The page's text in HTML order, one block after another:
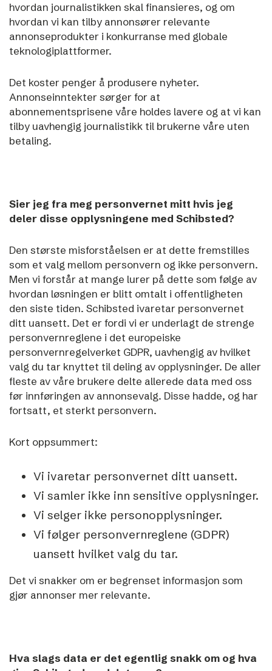
hvordan journalistikken skal finansieres, og om
hvordan vi kan tilby annonsører relevante
annonseprodukter i konkurranse med globale
teknologiplattformer.
Det koster penger å produsere nyheter.
Annonseinntekter sørger for at
abonnementsprisene våre holdes lavere og at vi kan
tilby uavhengig journalistikk til brukerne våre uten
betaling.
Sier jeg fra meg personvernet mitt hvis jeg
deler disse opplysningene med Schibsted?
Den største misforståelsen er at dette fremstilles
som et valg mellom personvern og ikke personvern.
Men vi forstår at mange lurer på dette som følge av
hvordan løsningen er blitt omtalt i offentligheten
den siste tiden. Schibsted ivaretar personvernet
ditt uansett. Det er fordi vi er underlagt de strenge
personvernreglene i det europeiske
personvernregelverket GDPR, uavhengig av hvilket
valg du tar knyttet til deling av opplysninger. De aller
fleste av våre brukere delte allerede data med oss
før innføringen av annonsevalg. Disse hadde, og har
fortsatt, et sterkt personvern.
Kort oppsummert:
Vi ivaretar personvernet ditt uansett.
Vi samler ikke inn sensitive opplysninger.
Vi selger ikke personopplysninger.
Vi følger personvernreglene (GDPR)
uansett hvilket valg du tar.
Det vi snakker om er begrenset informasjon som
gjør annonser mer relevante.
Hva slags data er det egentlig snakk om og hva